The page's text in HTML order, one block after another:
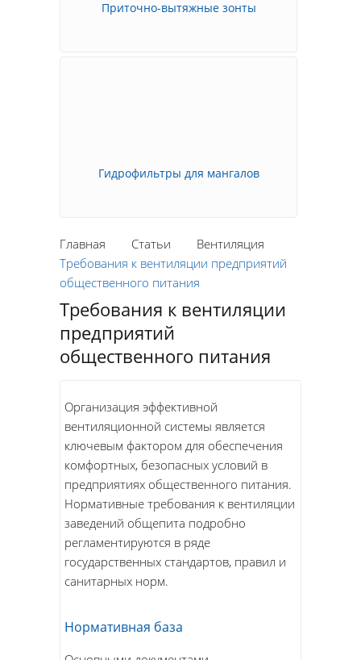
Приточно-вытяжные зонты
Гидрофильтры для мангалов
Главная Статьи
Вентиляция
Требования к вентиляции предприятий
общественного питания
Требования к вентиляции
предприятий
общественного питания
Организация эффективной
вентиляционной системы является
ключевым фактором для обеспечения
комфортных, безопасных условий в
предприятиях общественного питания.
Нормативные требования к вентиляции
заведений общепита подробно
регламентируются в ряде
государственных стандартов, правил и
санитарных норм.
Нормативная база